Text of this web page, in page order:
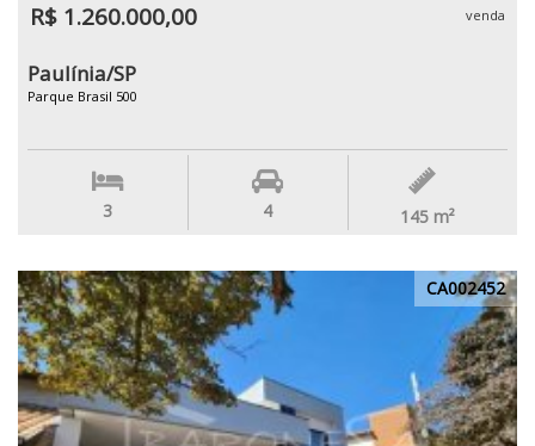
R$ 1.260.000,00 venda
Paulínia/SP
Parque Brasil 500
3 4 145 m²
CA002452